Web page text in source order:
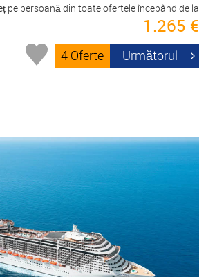
pe persoană din toate ofertele începând de la
1.265 €
4 Oferte Următorul